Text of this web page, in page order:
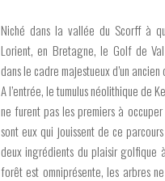
Niché dans la vallée du Scorff à
Lorient, en Bretagne, le Golf de
dans le cadre majestueux d’un ancien
A l’entrée, le tumulus néolithique de
ne furent pas les premiers à
sont eux qui jouissent de ce
deux ingrédients du plaisir golfique
forêt est omniprésente, les arbres